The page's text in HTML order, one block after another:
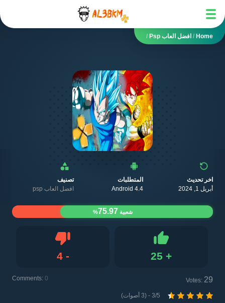
Home
/ افضل العاب Psp /
اخر تحديث
أبريل 1, 2024
المتطلبات
Android 4.4
تصنيف
افضل العاب psp
+
25
Like
-
4
Votes: 29
Comments: 0
3/5 - (3 أصوات)
شعبية 75.97
%